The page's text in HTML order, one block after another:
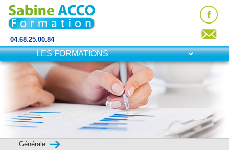
04.68.25.00.84
Générale